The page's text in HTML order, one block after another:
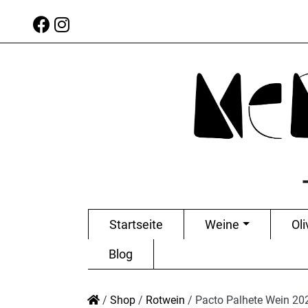
Startseite Weine
Blog
/ Shop / Rotwein / Pacto Palhete Wein